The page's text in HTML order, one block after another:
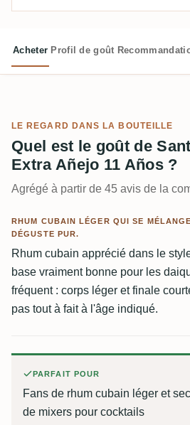
Acheter Profil de goût
LE REGARD DANS LA BOUTEILLE
Quel est le goût de
Extra Añejo 11 Años ?
Agrégé à partir de 45 avis de la
RHUM CUBAIN LÉGER QUI SE
DÉGUSTE PUR.
Rhum cubain apprécié dans le
base vraiment bonne pour les
fréquent : corps léger et finale
pas tout à fait à l'âge indiqué.
PARFAIT POUR
Fans de rhum cubain léger et
de mixers pour cocktails